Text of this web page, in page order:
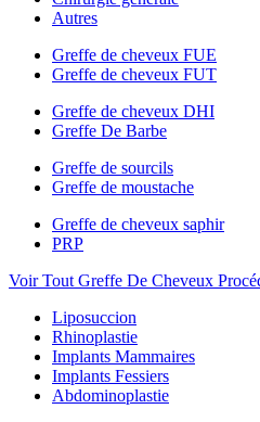
Autres
Greffe de cheveux FUE
Greffe de cheveux FUT
Greffe de cheveux DHI
Greffe De Barbe
Greffe de sourcils
Greffe de moustache
Greffe de cheveux saphir
PRP
Voir Tout Greffe De Cheveux
Liposuccion
Rhinoplastie
Implants Mammaires
Implants Fessiers
Abdominoplastie